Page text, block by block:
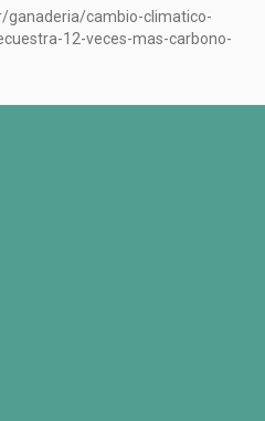
ganaderia/cambio-climatico-
12-veces-mas-carbono-